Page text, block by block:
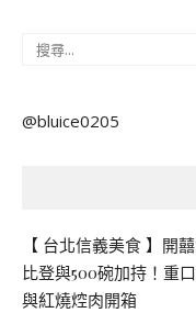
搜
鍵
@bluice0205
【 台北信義美食 】開
比登與500碗加持！重
與紅燒焢肉開箱